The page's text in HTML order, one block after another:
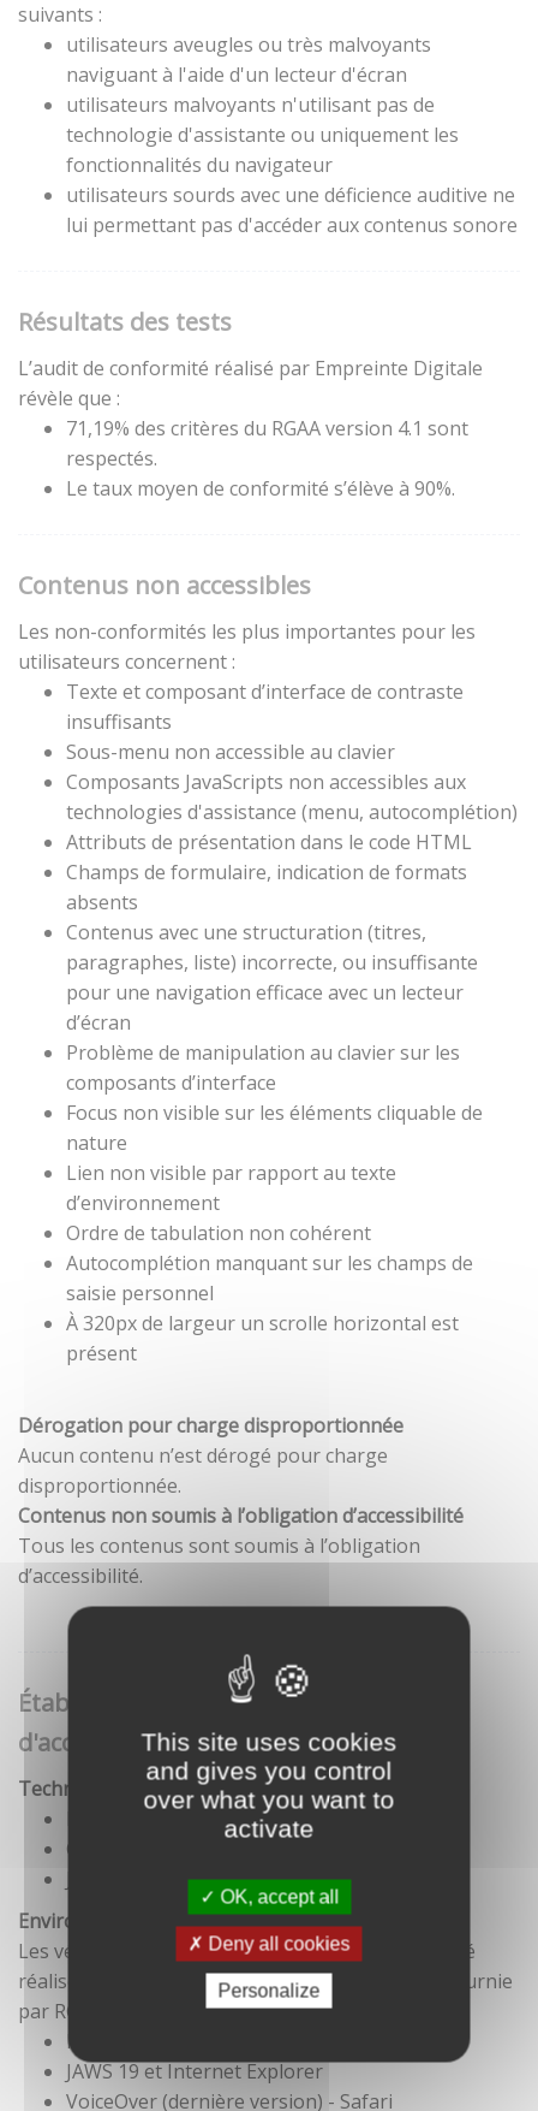
This site uses cookies
and gives you control
over what you want to
activate
OK, accept all
Deny all cookies
Personalize
suivants :
utilisateurs aveugles ou très malvoyants
naviguant à l'aide d'un lecteur d'écran
utilisateurs malvoyants n'utilisant pas de
technologie d'assistante ou uniquement les
fonctionnalités du navigateur
utilisateurs sourds avec une déficience auditive ne
lui permettant pas d'accéder aux contenus sonore
Résultats des tests
L’audit de conformité réalisé par Empreinte Digitale
révèle que :
71,19% des critères du RGAA version 4.1 sont
respectés.
Le taux moyen de conformité s’élève à 90%.
Contenus non accessibles
Les non-conformités les plus importantes pour les
utilisateurs concernent :
Texte et composant d’interface de contraste
insuffisants
Sous-menu non accessible au clavier
Composants JavaScripts non accessibles aux
technologies d'assistance (menu, autocomplétion)
Attributs de présentation dans le code HTML
Champs de formulaire, indication de formats
absents
Contenus avec une structuration (titres,
paragraphes, liste) incorrecte, ou insuffisante
pour une navigation efficace avec un lecteur
d’écran
Problème de manipulation au clavier sur les
composants d’interface
Focus non visible sur les éléments cliquable de
nature
Lien non visible par rapport au texte
d’environnement
Ordre de tabulation non cohérent
Autocomplétion manquant sur les champs de
saisie personnel
À 320px de largeur un scrolle horizontal est
présent
Dérogation pour charge disproportionnée
Aucun contenu n’est dérogé pour charge
disproportionnée.
Contenus non soumis à l’obligation d’accessibilité
Tous les contenus sont soumis à l’obligation
d’accessibilité.
Établissement de cette déclaration
d'accessibilité
Technologies utilisées pour la réalisation du site
CSS
Environnement de test
Les vérifications de restitution de contenus ont été
réalisées conformément à la base de référence fournie
par RGAA 3.
Firefox et NVDA
JAWS 19 et Internet Explorer
VoiceOver (dernière version) - Safari